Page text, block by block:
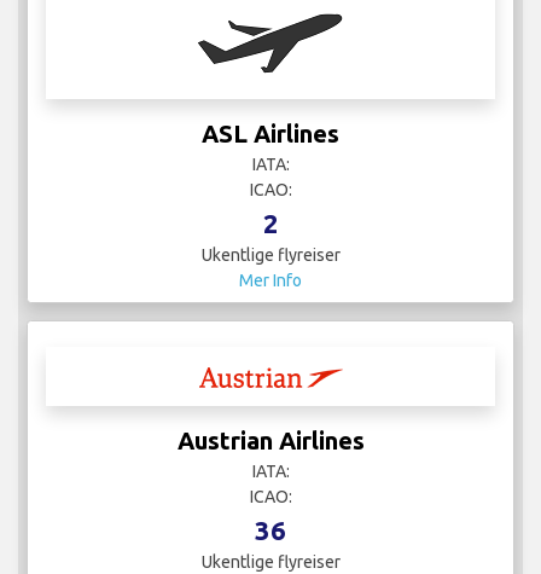
ASL Airlines
IATA:
ICAO:
2
Ukentlige flyreiser
Mer Info
Austrian Airlines
IATA:
ICAO:
36
Ukentlige flyreiser